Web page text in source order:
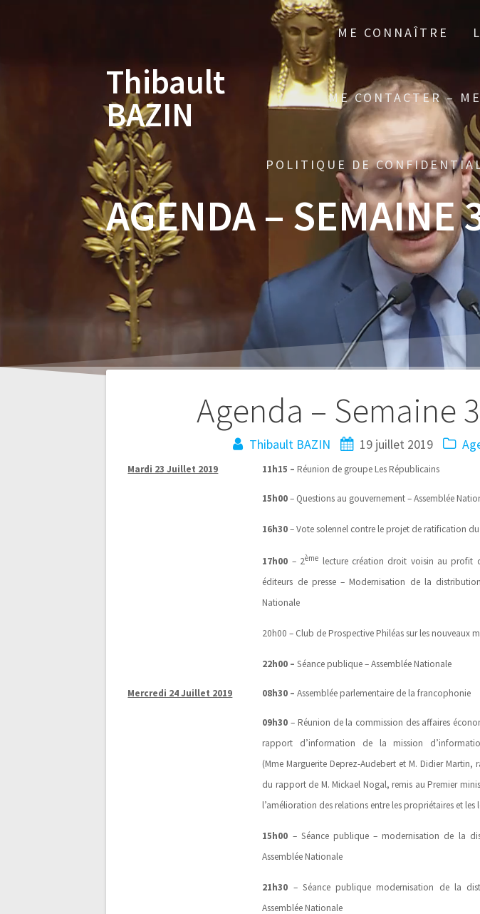
Thibault
BAZIN
ME CONNAÎTRE
ME CONTACTER –
POLITIQUE DE
AGENDA – SEMAINE
Agenda – Semaine
Thibault BAZIN 19 juillet 2019
Mardi 23 Juillet 2019 11h15 –Réunion de groupe Les Républicains
15h00– Questions au gouvernement – Assemblée
16h30– Vote solennel contre le projet de ratification du
17h00 – 2ème lecture création droit voisin au profit
éditeurs de presse – Modernisation de la
Nationale
20h00 – Club de Prospective Philéas sur les nouveaux
22h00 –Séance publique – Assemblée Nationale
Mercredi 24 Juillet 2019 08h30 –Assemblée parlementaire de la francophonie
09h30 – Réunion de la commission des affaires
rapport d’information de la mission
(Mme Marguerite Deprez-Audebert et M. Didier Martin,
du rapport de M. Mickael Nogal, remis au Premier
l’amélioration des relations entre les propriétaires et les
15h00 – Séance publique – modernisation de la
Assemblée Nationale
21h30 – Séance publique modernisation de la
Assemblée Nationale
Navigation